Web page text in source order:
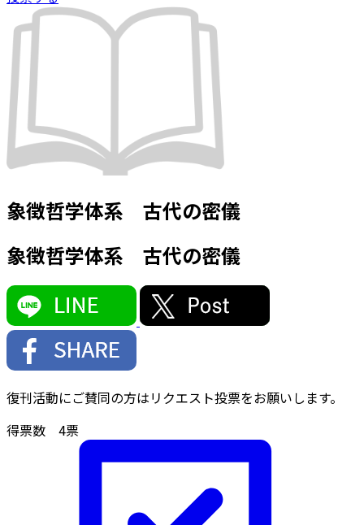
象徴哲学体系 古代の密儀
象徴哲学体系 古代の密儀
復刊活動にご賛同の方はリクエスト投票をお願いします。
得票数 4票